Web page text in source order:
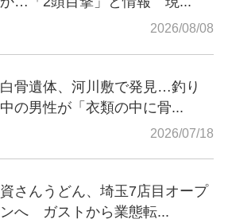
2026/08/08
白骨遺体、河川敷で発見…釣り
中の男性が「衣類の中に骨...
2026/07/18
資さんうどん、埼玉7店目オープ
ンへ ガストから業態転...